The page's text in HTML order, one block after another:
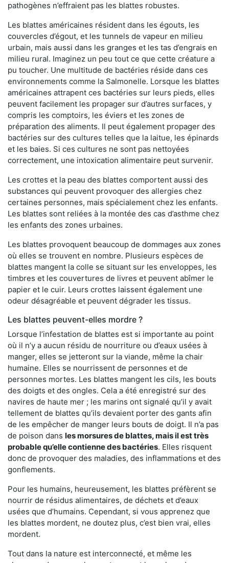
pathogènes n’effraient pas les blattes robustes.
Les blattes américaines résident dans les égouts, les
couvercles d’égout, et les tunnels de vapeur en milieu
urbain, mais aussi dans les granges et les tas d’engrais en
milieu rural. Imaginez un peu tout ce que cette créature a
pu toucher. Une multitude de bactéries réside dans ces
environnements comme la Salmonelle. Lorsque les blattes
américaines attrapent ces bactéries sur leurs pieds, elles
peuvent facilement les propager sur d’autres surfaces, y
compris les comptoirs, les éviers et les zones de
préparation des aliments. Il peut également propager des
bactéries sur des cultures telles que la laitue, les épinards
et les baies. Si ces cultures ne sont pas nettoyées
correctement, une intoxication alimentaire peut survenir.
Les crottes et la peau des blattes comportent aussi des
substances qui peuvent provoquer des allergies chez
certaines personnes, mais spécialement chez les enfants.
Les blattes sont reliées à la montée des cas d’asthme chez
les enfants des zones urbaines.
Les blattes provoquent beaucoup de dommages aux zones
où elles se trouvent en nombre. Plusieurs espèces de
blattes mangent la colle se situant sur les enveloppes, les
timbres et les couvertures de livres et peuvent abîmer le
papier et le cuir. Leurs crottes laissent également une
odeur désagréable et peuvent dégrader les tissus.
Les blattes peuvent-elles mordre ?
Lorsque l’infestation de blattes est si importante au point
où il n’y a aucun résidu de nourriture ou d’eaux usées à
manger, elles se jetteront sur la viande, même la chair
humaine. Elles se nourrissent de personnes et de
personnes mortes. Les blattes mangent les cils, les bouts
des doigts et des ongles. Cela a été enregistré sur des
navires de haute mer ; les marins ont signalé qu’il y avait
tellement de blattes qu’ils devaient porter des gants afin
de les empêcher de manger leurs bouts de doigt. Il n’a pas
de poison dans les morsures de blattes, mais il est très
probable qu’elle contienne des bactéries. Elles risquent
donc de provoquer des maladies, des inflammations et des
gonflements.
Pour les humains, heureusement, les blattes préfèrent se
nourrir de résidus alimentaires, de déchets et d’eaux
usées que d’humains. Cependant, si vous apprenez que
les blattes mordent, ne doutez plus, c’est bien vrai, elles
mordent.
Tout dans la nature est interconnecté, et même les